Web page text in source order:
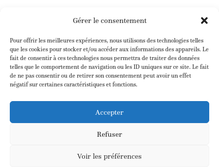
Gérer le consentement
Pour offrir les meilleures expériences, nous utilisons des technologies telles
que les cookies pour stocker et/ou accéder aux informations des appareils. Le
fait de consentir à ces technologies nous permettra de traiter des données
telles que le comportement de navigation ou les ID uniques sur ce site. Le fait
de ne pas consentir ou de retirer son consentement peut avoir un effet
négatif sur certaines caractéristiques et fonctions.
Accepter
Refuser
Voir les préférences